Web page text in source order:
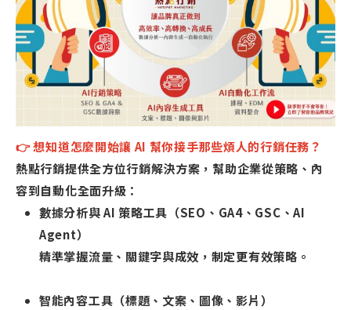
👉 想知道怎麼開始讓 AI 幫你接手那些煩人的行銷任務？
熱點行銷提供全方位行銷解決方案，幫助企業從策略、內
容到自動化全面升級：
數據分析與 AI 策略工具（SEO、GA4、GSC、AI
Agent）
精準掌握流量、關鍵字與成效，制定更有效策略。
智能內容工具（標題、文案、圖像、影片）